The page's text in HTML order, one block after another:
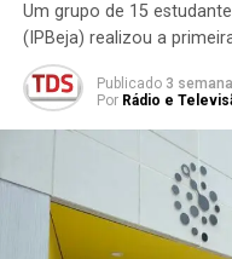
Um grupo de 15
(IPBeja) realizou a
Publicado 3
Por Rádio e